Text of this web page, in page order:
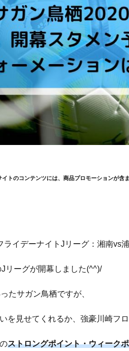
トのコンテンツには、商品プロモーションが含
イデーナイトJリーグ：湘南vs浦
リーグが開幕しました(^^)/
たサガン鳥栖ですが、
を見せてくれるか、強豪川崎フ
ストロングポイント・ウィーク